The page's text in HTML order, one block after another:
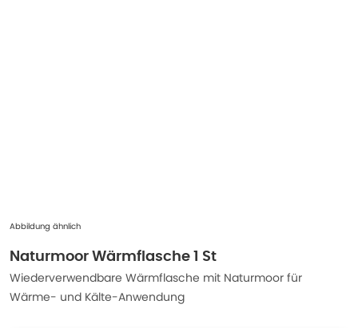
Abbildung ähnlich
Naturmoor Wärmflasche 1 St
Wiederverwendbare Wärmflasche mit Naturmoor für
Wärme- und Kälte-Anwendung